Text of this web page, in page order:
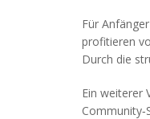
Für
profitieren
Durch die
Ein weiterer